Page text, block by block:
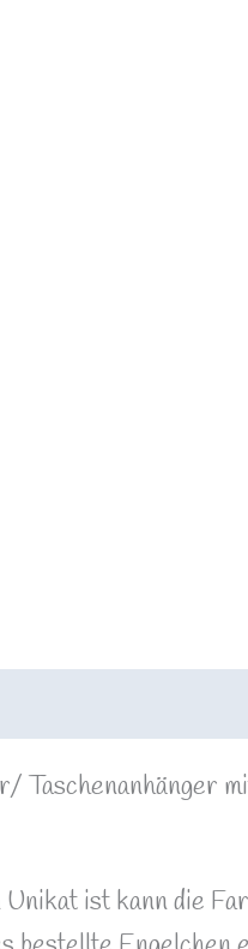
Taschenanhänger
ist kann die